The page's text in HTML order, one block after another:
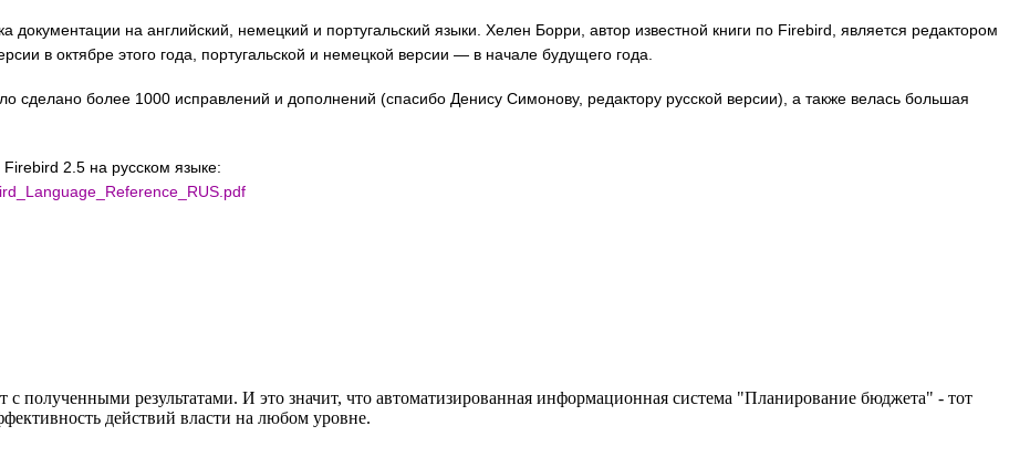
документации на английский, немецкий и португальский языки. Хелен Борри, автор известной книги по Firebird, является редактором
в октябре этого года, португальской и немецкой версии — в начале будущего года.
сделано более 1000 исправлений и дополнений (спасибо Денису Симонову, редактору русской версии), а также велась большая
2.5 на русском языке:
с полученными результатами. И это значит, что автоматизированная информационная система "Планирование бюджета" - тот
действий власти на любом уровне.